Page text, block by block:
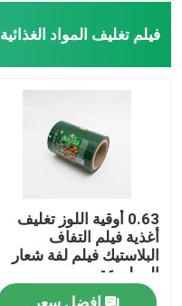
فيلم تغليف المواد الغذائية
0.63 أوقية اللوز تغليف
أغذية فيلم التفاف
البلاستيك فيلم لفة شعار
المطبوعة
افضل سعر